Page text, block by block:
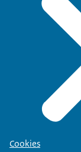
Cookies